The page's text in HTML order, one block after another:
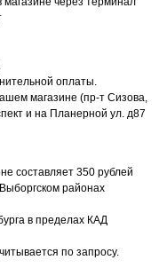
оплаты.
магазине (пр-т Сизова,
и на Планерной ул. д87
составляет 350 рублей
районах
в пределах КАД
по запросу.